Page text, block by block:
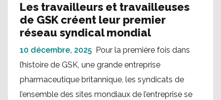
Les travailleurs et travailleuses
de GSK créent leur premier
réseau syndical mondial
10 décembre, 2025 Pour la première fois dans
l’histoire de GSK, une grande entreprise
pharmaceutique britannique, les syndicats de
l’ensemble des sites mondiaux de l’entreprise se